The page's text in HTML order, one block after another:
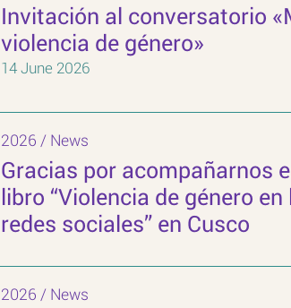
Invitación al conversatorio
violencia de género»
14 June 2026
2026 / News
Gracias por acompañarnos
libro “Violencia de género
redes sociales” en Cusco
2026 / News